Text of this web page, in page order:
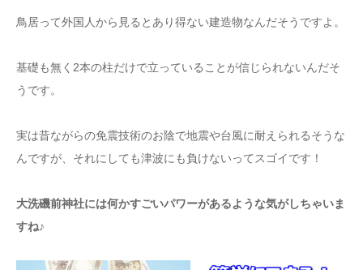
鳥居って外国人から見るとあり得ない建造物なんだそうですよ。
基礎も無く2本の柱だけで立っていることが信じられないんだそ
うです。
実は昔ながらの免震技術のお陰で地震や台風に耐えられるそうな
んですが、それにしても津波にも負けないってスゴイです！
大洗磯前神社には何かすごいパワーがあるような気がしちゃいま
すね♪